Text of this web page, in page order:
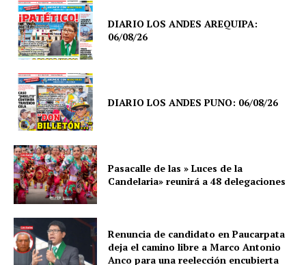
DIARIO LOS ANDES AREQUIPA:
06/08/26
DIARIO LOS ANDES PUNO: 06/08/26
Pasacalle de las » Luces de la
Candelaria» reunirá a 48 delegaciones
Renuncia de candidato en Paucarpata
deja el camino libre a Marco Antonio
Anco para una reelección encubierta